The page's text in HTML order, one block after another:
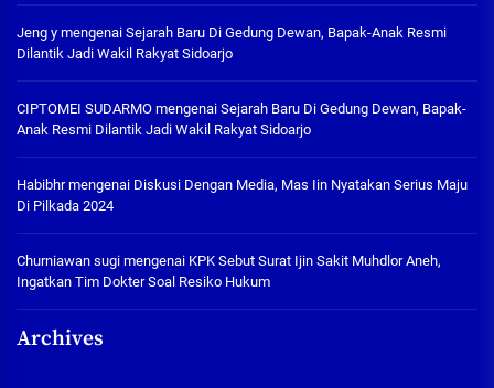
Jeng y mengenai Sejarah Baru Di Gedung Dewan, Bapak-Anak Resmi
Dilantik Jadi Wakil Rakyat Sidoarjo
CIPTOMEI SUDARMO mengenai Sejarah Baru Di Gedung Dewan, Bapak-
Anak Resmi Dilantik Jadi Wakil Rakyat Sidoarjo
Habibhrmengenai Diskusi Dengan Media, Mas Iin Nyatakan Serius Maju
Di Pilkada 2024
Churniawan sugi mengenai KPK Sebut Surat Ijin Sakit Muhdlor Aneh,
Ingatkan Tim Dokter Soal Resiko Hukum
Archives